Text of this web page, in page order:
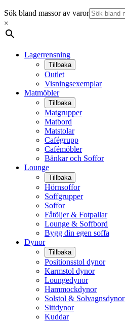
Sök bland massor av varor
×
Lagerrensning
Tillbaka
Outlet
Visningsexemplar
Matmöbler
Tillbaka
Matgrupper
Matbord
Matstolar
Cafégrupp
Cafémöbler
Bänkar och Soffor
Lounge
Tillbaka
Hörnsoffor
Soffgrupper
Soffor
Fåtöljer & Fotpallar
Lounge & Soffbord
Bygg din egen soffa
Dynor
Tillbaka
Positionsstol dynor
Karmstol dynor
Loungedynor
Hammockdynor
Solstol & Solvagnsdynor
Sittdynor
Kuddar